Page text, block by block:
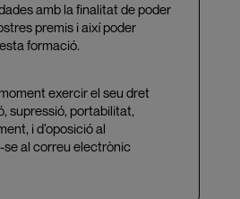
amb la finalitat de poder
premis i així poder
formació.
exercir el seu dret
supressió, portabilitat,
i d’oposició al
al correu electrònic